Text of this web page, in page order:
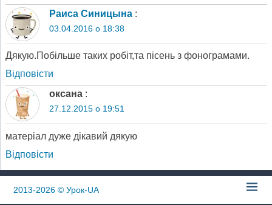
Раиса Синицына :
03.04.2016 о 18:38
Дякую.Побільше таких робіт,та пісень з фонограмами.
Відповіcти
оксана :
27.12.2015 о 19:51
матеріал дуже дікавий дякую
Відповіcти
2013-2026© Урок-UA